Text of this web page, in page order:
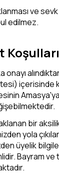
ve
edilmez.
Koşulları
içerisinde
bir
yola
üyelik
Bayram